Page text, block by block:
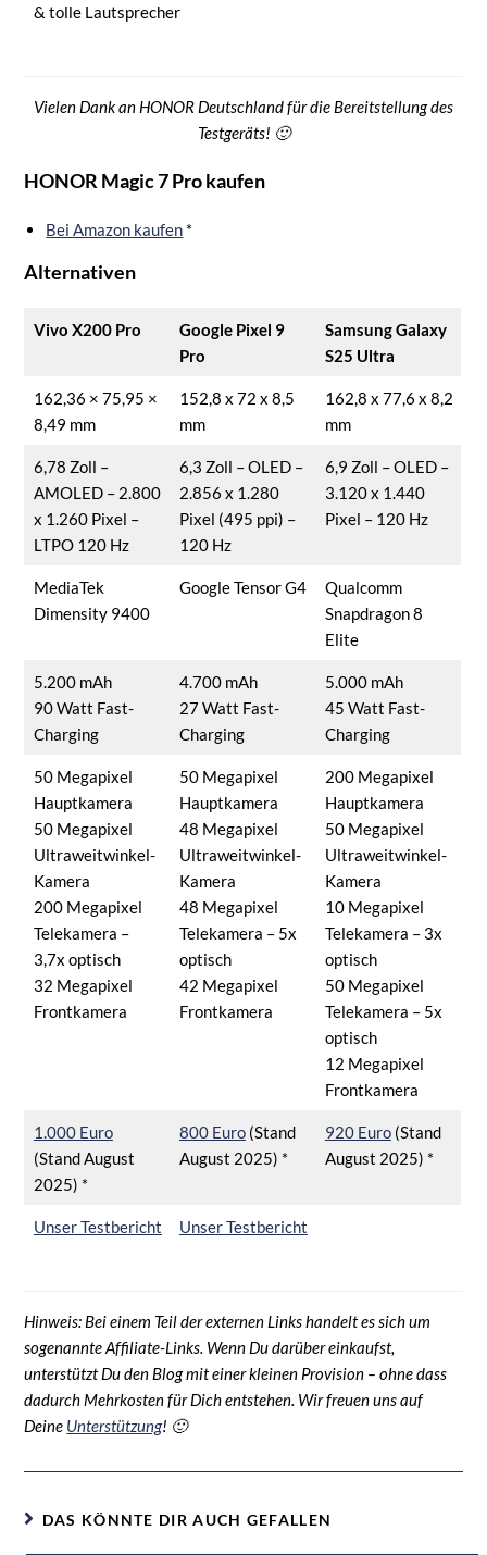
& tolle Lautsprecher
Vielen Dank an HONOR Deutschland für die Bereitstellung des
Testgeräts! 🙂
HONOR Magic 7 Pro kaufen
Bei Amazon kaufen *
Alternativen
Vivo X200 Pro
Google Pixel 9
Pro
Samsung Galaxy
S25 Ultra
162,36 × 75,95 ×
8,49 mm
152,8 x 72 x 8,5
mm
162,8 x 77,6 x 8,2
mm
6,78 Zoll –
AMOLED – 2.800
x 1.260 Pixel –
LTPO 120 Hz
6,3 Zoll – OLED –
2.856 x 1.280
Pixel (495 ppi) –
120 Hz
6,9 Zoll – OLED –
3.120 x 1.440
Pixel – 120 Hz
MediaTek
Dimensity 9400
Google Tensor G4
Qualcomm
Snapdragon 8
Elite
5.200 mAh
90 Watt Fast-
Charging
4.700 mAh
27 Watt Fast-
Charging
5.000 mAh
45 Watt Fast-
Charging
50 Megapixel
Hauptkamera
50 Megapixel
Ultraweitwinkel-
Kamera
200 Megapixel
Telekamera –
3,7x optisch
32 Megapixel
Frontkamera
50 Megapixel
Hauptkamera
48 Megapixel
Ultraweitwinkel-
Kamera
48 Megapixel
Telekamera – 5x
optisch
42 Megapixel
Frontkamera
200 Megapixel
Hauptkamera
50 Megapixel
Ultraweitwinkel-
Kamera
10 Megapixel
Telekamera – 3x
optisch
50 Megapixel
Telekamera – 5x
optisch
12 Megapixel
Frontkamera
1.000 Euro
(Stand August
2025) *
800 Euro(Stand
August 2025) *
920 Euro(Stand
August 2025) *
Unser Testbericht Unser Testbericht
Hinweis: Bei einem Teil der externen Links handelt es sich um
sogenannte Affiliate-Links. Wenn Du darüber einkaufst,
unterstützt Du den Blog mit einer kleinen Provision – ohne dass
dadurch Mehrkosten für Dich entstehen. Wir freuen uns auf
Deine Unterstützung! 🙂
DAS KÖNNTE DIR AUCH GEFALLEN